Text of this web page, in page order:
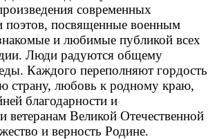
современных
поэтов, посвященные военным
и любимые публикой всех
Люди радуются общему
Каждого переполняют гордость
страну, любовь к родному краю,
благодарности и
ветеранам Великой Отечественной
и верность Родине.